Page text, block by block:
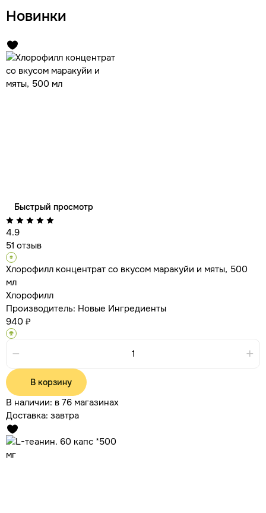
Новинки
Быстрый просмотр
4.9
51 отзыв
Хлорофилл концентрат со вкусом маракуйи и мяты, 500
мл
Хлорофилл
Производитель: Новые Ингредиенты
940 ₽
В корзину
В наличии: в 76 магазинах
Доставка: завтра